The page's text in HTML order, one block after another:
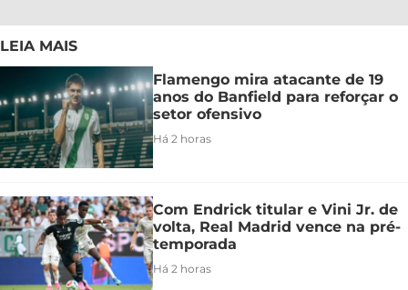
LEIA MAIS
Flamengo mira atacante de 19
anos do Banfield para reforçar o
setor ofensivo
Há 2 horas
Com Endrick titular e Vini Jr. de
volta, Real Madrid vence na pré-
temporada
Há 2 horas